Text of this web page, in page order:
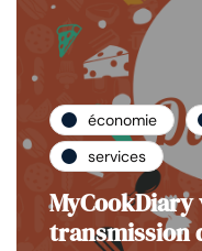
économie
services
transmission